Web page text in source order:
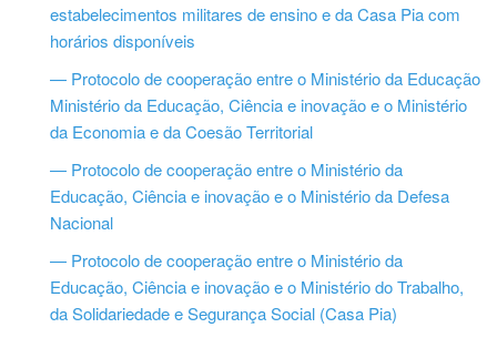
estabelecimentos militares de ensino e da Casa Pia com
horários disponíveis
— Protocolo de cooperação entre o Ministério da Educação
Ministério da Educação, Ciência e inovação e o Ministério
da Economia e da Coesão Territorial
— Protocolo de cooperação entre o Ministério da
Educação, Ciência e inovação e o Ministério da Defesa
Nacional
— Protocolo de cooperação entre o Ministério da
Educação, Ciência e inovação e o Ministério do Trabalho,
da Solidariedade e Segurança Social (Casa Pia)